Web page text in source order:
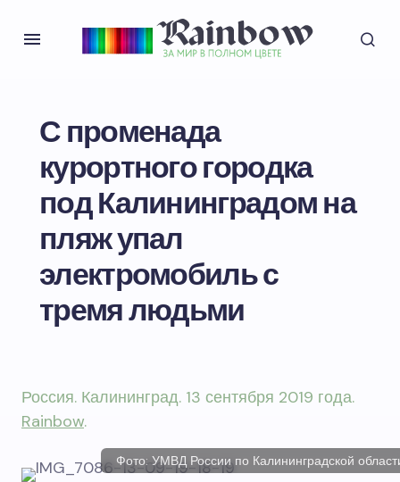
С променада
курортного городка
под Калининградом на
пляж упал
электромобиль с
тремя людьми
Россия. Калининград. 13 сентября 2019 года.
Rainbow.
Фото: УМВД России по Калининградской